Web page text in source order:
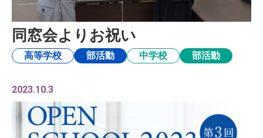
同窓会よりお祝い
高等学校 部活動 中学校 部活動
2023.10.3